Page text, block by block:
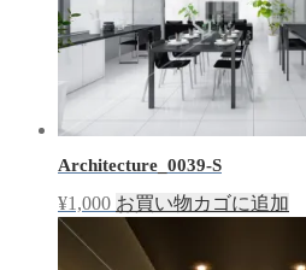
Architecture_0039-S
¥1,000 お買い物カゴに追加